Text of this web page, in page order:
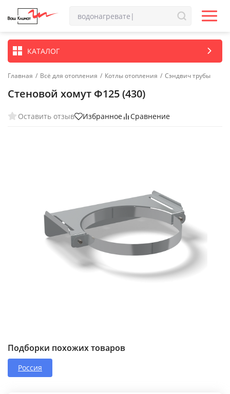
КАТАЛОГ
Главная / Всё для отопления / Котлы отопления / Сэндвич трубы
Стеновой хомут Ф125 (430)
Оставить отзыв Избранное Сравнение
Подборки похожих товаров
Россия